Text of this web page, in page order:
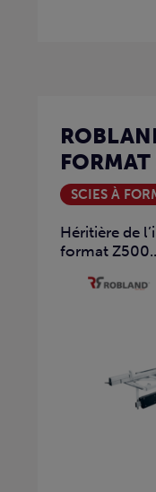
SCIES À
Héritière de
format